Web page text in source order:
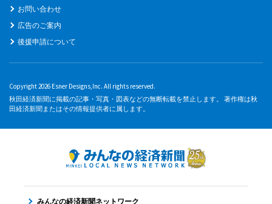
お問い合わせ
広告のご案内
後援申請について
Copyright 2026 Esner Designs,Inc. All rights reserved.
秋田経済新聞に掲載の記事・写真・図表などの無断転載を禁止します。 著作権は秋
田経済新聞またはその情報提供者に属します。
みんなの経済新聞ネットワーク